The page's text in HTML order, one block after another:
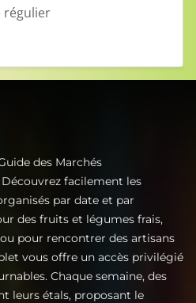
régulier
des Marchés
facilement les
par date et par
des fruits et légumes frais,
pour rencontrer des artisans
vous offre un accès privilégié
Chaque semaine, des
leurs étals, proposant le